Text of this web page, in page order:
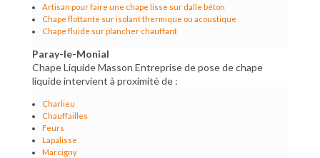
Artisan pour faire une chape lisse sur dalle béton
Chape flottante sur isolant thermique ou acoustique
Chape fluide sur plancher chauffant
Paray-le-Monial
Chape Liquide Masson Entreprise de pose de chape
liquide intervient à proximité de :
Charlieu
Chauffailles
Feurs
Lapalisse
Marcigny